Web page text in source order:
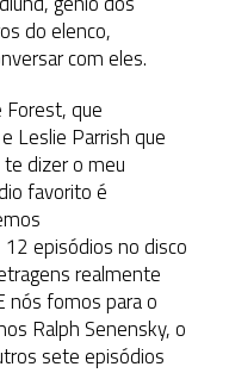
do elenco,
com eles.
que
Leslie Parrish que
dizer o meu
favorito é
episódios no disco
realmente
nós fomos para o
Ralph Senensky, o
sete episódios